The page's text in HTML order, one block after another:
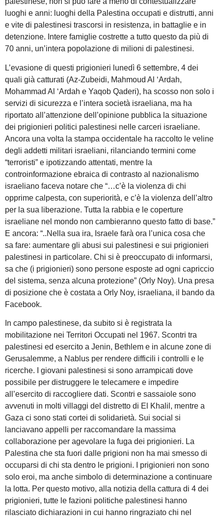
luoghi e anni: luoghi della Palestina occupati e distrutti, anni
e vite di palestinesi trascorsi in resistenza, in battaglie e in
detenzione. Intere famiglie costrette a tutto questo da più di
70 anni, un’intera popolazione di milioni di palestinesi.
L’evasione di questi prigionieri lunedì 6 settembre, 4 dei
quali già catturati (Az-Zubeidi, Mahmoud Al ‘Ardah,
Mohammad Al ‘Ardah e Yaqob Qaderi), ha scosso non solo i
servizi di sicurezza e l’intera società israeliana, ma ha
riportato all’attenzione dell’opinione pubblica la situazione
dei prigionieri politici palestinesi nelle carceri israeliane.
Ancora una volta la stampa occidentale ha raccolto le veline
degli addetti militari israeliani, rilanciando termini come
“terroristi” e ipotizzando attentati, mentre la
controinformazione ebraica di contrasto al nazionalismo
israeliano faceva notare che “…c’è la violenza di chi
opprime calpesta, con superiorità, e c’è la violenza dell’altro
per la sua liberazione. Tutta la rabbia e le coperture
israeliane nel mondo non cambieranno questo fatto di base.”
E ancora: “..Nella sua ira, Israele farà ora l’unica cosa che
sa fare: aumentare gli abusi sui palestinesi e sui prigionieri
palestinesi in particolare. Chi si è preoccupato di informarsi,
sa che (i prigionieri) sono persone esposte ad ogni capriccio
del sistema, senza alcuna protezione” (Orly Noy). Una presa
di posizione che è costata a Orly Noy, israeliana, il bando da
Facebook.
In campo palestinese, da subito si è registrata la
mobilitazione nei Territori Occupati nel 1967. Scontri tra
palestinesi ed esercito a Jenin, Bethlem e in alcune zone di
Gerusalemme, a Nablus per rendere difficili i controlli e le
ricerche. I giovani palestinesi si sono arrampicati dove
possibile per distruggere le telecamere e impedire
all’esercito di raccogliere dati. Scontri e sassaiole sono
avvenuti in molti villaggi del distretto di El Khalil, mentre a
Gaza ci sono stati cortei di solidarietà. Sui social si
lanciavano appelli per raccomandare la massima
collaborazione per agevolare la fuga dei prigionieri. La
Palestina che sta fuori dalle prigioni non ha mai smesso di
occuparsi di chi sta dentro le prigioni. I prigionieri non sono
solo eroi, ma anche simbolo di determinazione a continuare
la lotta. Per questo motivo, alla notizia della cattura di 4 dei
prigionieri, tutte le fazioni politiche palestinesi hanno
rilasciato dichiarazioni in cui hanno ringraziato chi nel